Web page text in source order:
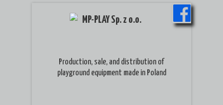
MP-PLAY Sp. z o.o.
Production, sale, and distribution of
playground equipment made in Poland